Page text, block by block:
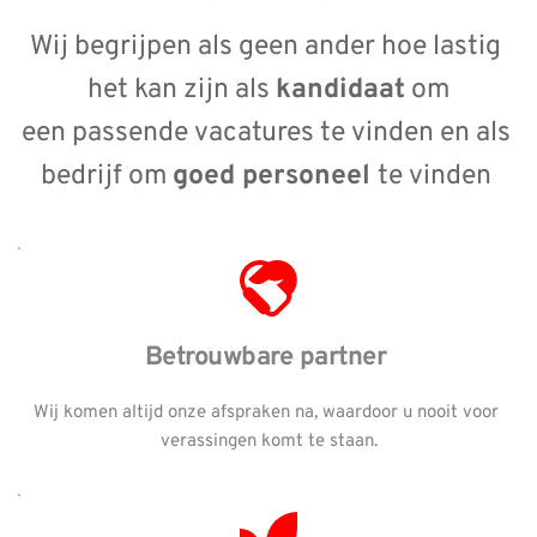
Wij begrijpen als geen ander hoe lastig
het kan zijn als kandidaat om
een passende vacatures te vinden en als
bedrijf om goed personeel te vinden
Betrouwbare partner
Wij komen altijd onze afspraken na, waardoor u nooit voor
verassingen komt te staan.